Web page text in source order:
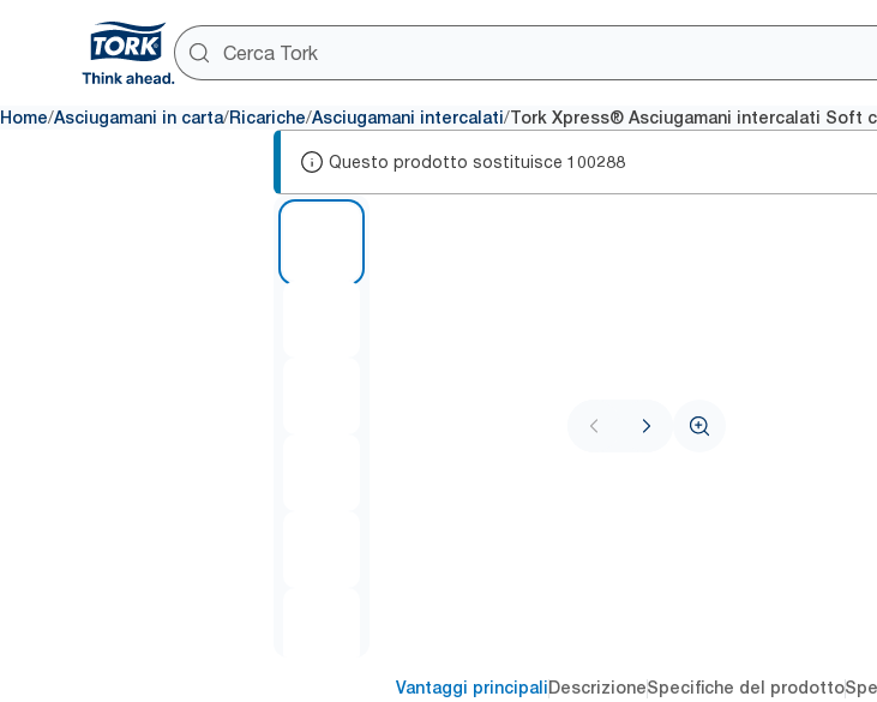
Home/Asciugamani in carta/Ricariche/Asciugamani intercalati/Tork Xpress® Asciugamani intercalati Soft
Questo prodotto sostituisce 100288
Vantaggi principaliDescrizioneSpecifiche del prodotto